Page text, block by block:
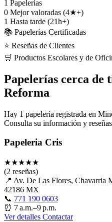
1 Papelerías
0 Mejor valoradas (4★+)
1 Hasta tarde (21h+)
📚 Papelerías Certificadas
⭐ Reseñas de Clientes
🛒 Productos Escolares y de
Papelerías cerca de
Reforma
Hay 1 papelería registrada en
Consulta su información y
Papeleria Cris
★★★★★
(2 reseñas)
📍 Av. De Las Flores, Chavarria
42186 MX
📞 771 190 0603
⏰ 7 a.m.–9 p.m.
Ver detalles Contactar